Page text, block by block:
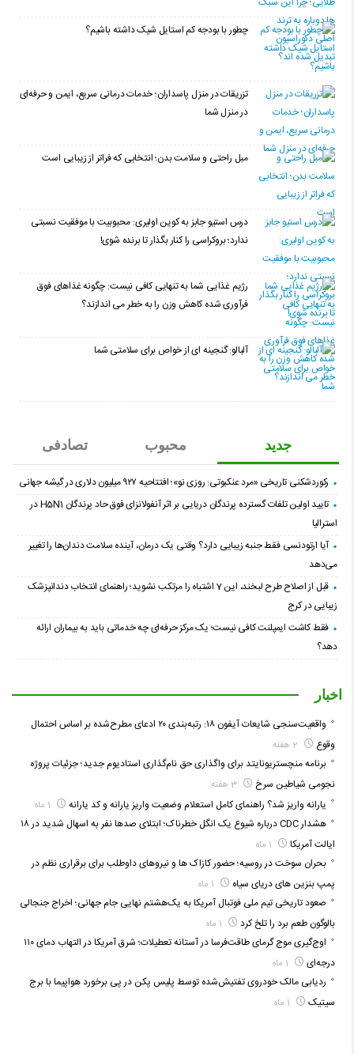
چطور با بودجه کم استایل شیک داشته باشیم؟
تزریقات در منزل پاسداران؛ خدمات درمانی سریع، ایمن و حرفه‌ای
در منزل شما
مبل راحتی و سلامت بدن؛ انتخابی که فراتر از زیبایی است
درس استیو جابز به کوین اولیری: محبوبیت با موفقیت نسبتی
ندارد؛ بروکراسی را کنار بگذار تا برنده شوی!
رژیم غذایی شما به تنهایی کافی نیست: چگونه غذاهای فوق
فرآوری شده کاهش وزن را به خطر می اندازند؟
آلبالو: گنجینه ای از خواص برای سلامتی شما
جدید محبوب تصادفی
رکوردشکنی تاریخی «مرد عنکبوتی: روزی نو»؛ افتتاحیه ۹۲۷ میلیون دلاری در گیشه جهانی
تایید اولین تلفات گسترده پرندگان دریایی بر اثر آنفولانزای فوق حاد پرندگان H5N1 در
استرالیا
آیا ارتودنسی فقط جنبه زیبایی دارد؟ وقتی یک درمان، آینده سلامت دندان‌ها را تغییر
می‌دهد
قبل از اصلاح طرح لبخند، این 7 اشتباه را مرتکب نشوید؛ راهنمای انتخاب دندانپزشک
زیبایی در کرج
فقط کاشت ایمپلنت کافی نیست؛ یک مرکز حرفه‌ای چه خدماتی باید به بیماران ارائه
دهد؟
اخبار
واقعیت‌سنجی شایعات آیفون ۱۸: رتبه‌بندی ۲۰ ادعای مطرح‌شده بر اساس احتمال
وقوع
برنامه منچستریونایتد برای واگذاری حق نام‌گذاری استادیوم جدید؛ جزئیات پروژه
نجومی شیاطین سرخ
یارانه واریز شد؟ راهنمای کامل استعلام وضعیت واریز یارانه و کد یارانه
هشدار CDC درباره شیوع یک انگل خطرناک؛ ابتلای صدها نفر به اسهال شدید در ۱۸
ایالت آمریکا
بحران سوخت در روسیه؛ حضور کازاک‌ ها و نیروهای داوطلب برای برقراری نظم در
پمپ بنزین‌ های دریای سیاه
صعود تاریخی تیم ملی فوتبال آمریکا به یک‌هشتم نهایی جام جهانی؛ اخراج جنجالی
بالوگون طعم برد را تلخ کرد
اوج‌گیری موج گرمای طاقت‌فرسا در آستانه تعطیلات؛ شرق آمریکا در التهاب دمای ۱۱۰
درجه‌ای
ردیابی مالک خودروی تفتیش‌شده توسط پلیس پکن در پی برخورد هواپیما با برج
سیتیک